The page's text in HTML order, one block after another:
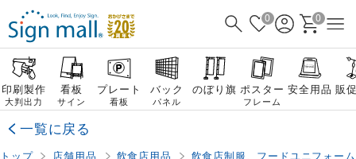
0 0
印刷製作
大判出力
看板
サイン
プレート
看板
バック
パネル
のぼり旗 ポスター
フレーム
安全用品 販
一覧に戻る
トップ 店舗用品 飲食店用品 飲食店制服、フードユニフォーム